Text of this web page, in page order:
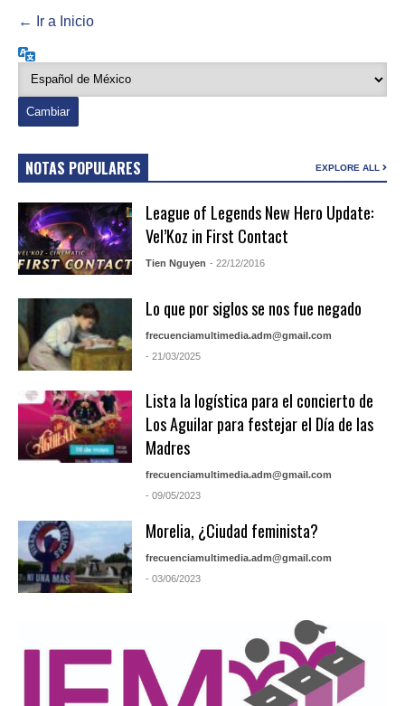
← Ir a Inicio
NOTAS POPULARES EXPLORE ALL
League of Legends New Hero Update:
Vel’Koz in First Contact
Tien Nguyen - 22/12/2016
Lo que por siglos se nos fue negado
frecuenciamultimedia.adm@gmail.com
- 21/03/2025
Lista la logística para el concierto de
Los Aguilar para festejar el Día de las
Madres
frecuenciamultimedia.adm@gmail.com
- 09/05/2023
Morelia, ¿Ciudad feminista?
frecuenciamultimedia.adm@gmail.com
- 03/06/2023